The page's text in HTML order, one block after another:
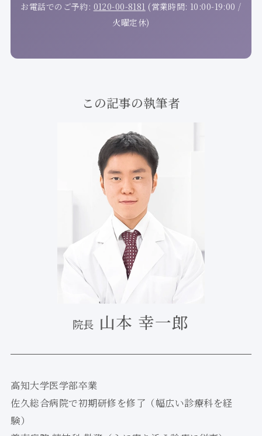
お電話でのご予約: 0120-00-8181 (営業時間: 10:00-19:00 /
火曜定休)
この記事の執筆者
院長 山本 幸一郎
高知大学医学部卒業
佐久総合病院で初期研修を修了（幅広い診療科を経
験）